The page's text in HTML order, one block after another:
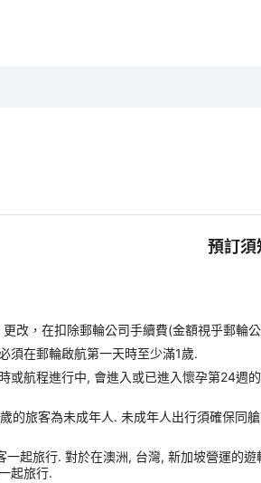
預訂須
改，在扣除郵輪公司手續費(金額視乎郵輪
須在郵輪啟航第一天時至少滿1歲.
或航程進行中, 會進入或已進入懷孕第24
的旅客為未成年人. 未成年人出行須確保
一起旅行. 對於在澳洲, 台灣, 新加坡營運的
起旅行.